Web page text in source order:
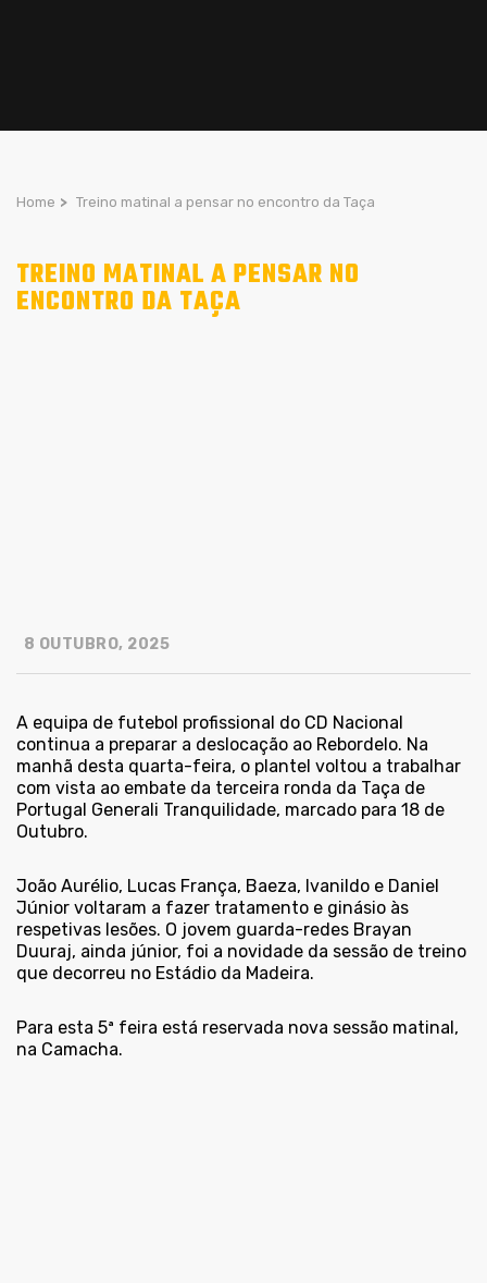
Home > Treino matinal a pensar no encontro da Taça
TREINO MATINAL A PENSAR NO
ENCONTRO DA TAÇA
8 OUTUBRO, 2025
A equipa de futebol profissional do CD Nacional
continua a preparar a deslocação ao Rebordelo. Na
manhã desta quarta-feira, o plantel voltou a trabalhar
com vista ao embate da terceira ronda da Taça de
Portugal Generali Tranquilidade, marcado para 18 de
Outubro.
João Aurélio, Lucas França, Baeza, Ivanildo e Daniel
Júnior voltaram a fazer tratamento e ginásio às
respetivas lesões. O jovem guarda-redes Brayan
Duuraj, ainda júnior, foi a novidade da sessão de treino
que decorreu no Estádio da Madeira.
Para esta 5ª feira está reservada nova sessão matinal,
na Camacha.